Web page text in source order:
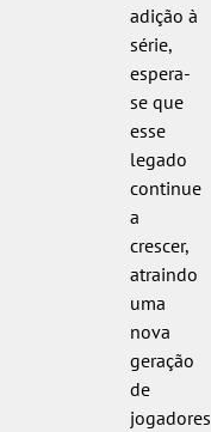
adição à
série,
espera-
se que
esse
legado
continue
a
crescer,
atraindo
uma
nova
geração
de
jogadores